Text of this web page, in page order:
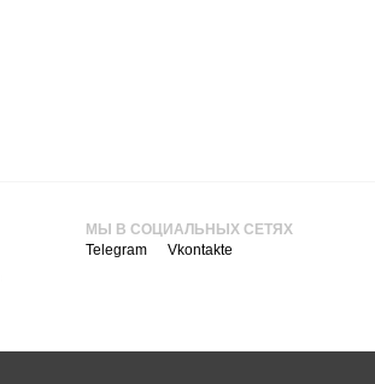
МЫ В СОЦИАЛЬНЫХ СЕТЯХ
Telegram
Vkontakte